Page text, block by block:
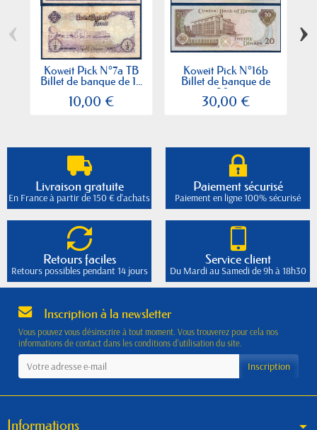
Koweit Pick N°7a TB
Billet de banque de 1...
10,00 €
Koweit Pick N°16b
Billet de banque de
20...
30,00 €
‹ ›
Livraison gratuite
En France à partir de 150 € d'achats
Paiement sécurisé
Paiement en ligne 100% sécurisé
Retours faciles
Retours possibles pendant 14 jours
Service client
Du Mardi au Samedi de 9h à 18h30
Inscription à la newsletter
Vous pouvez vous désinscrire à tout moment. Vous trouverez pour cela nos
informations de contact dans les conditions d'utilisation du site.
Informations